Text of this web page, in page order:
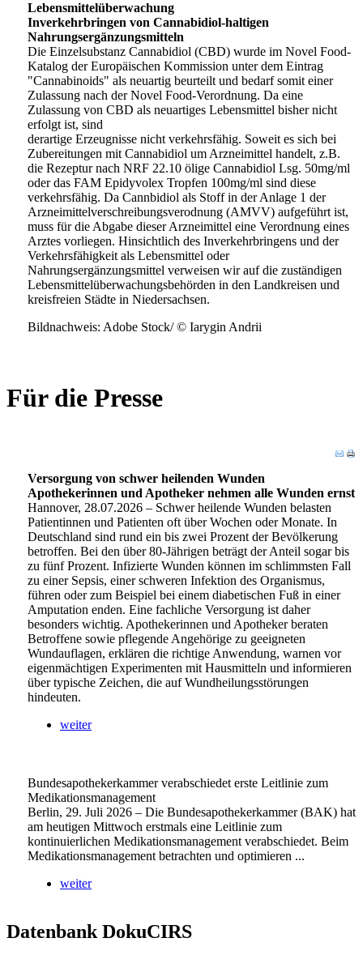
Lebensmittelüberwachung
Inverkehrbringen von Cannabidiol-haltigen
Nahrungsergänzungsmitteln
Die Einzelsubstanz Cannabidiol (CBD) wurde im Novel Food-
Katalog der Europäischen Kommission unter dem Eintrag
"Cannabinoids" als neuartig beurteilt und bedarf somit einer
Zulassung nach der Novel Food-Verordnung. Da eine
Zulassung von CBD als neuartiges Lebensmittel bisher nicht
erfolgt ist, sind
derartige Erzeugnisse nicht verkehrsfähig. Soweit es sich bei
Zubereitungen mit Cannabidiol um Arzneimittel handelt, z.B.
die Rezeptur nach NRF 22.10 ölige Cannabidiol Lsg. 50mg/ml
oder das FAM Epidyvolex Tropfen 100mg/ml sind diese
verkehrsfähig. Da Cannbidiol als Stoff in der Anlage 1 der
Arzneimittelverschreibungsverodnung (AMVV) aufgeführt ist,
muss für die Abgabe dieser Arzneimittel eine Verordnung eines
Arztes vorliegen. Hinsichtlich des Inverkehrbringens und der
Verkehrsfähigkeit als Lebensmittel oder
Nahrungsergänzungsmittel verweisen wir auf die zuständigen
Lebensmittelüberwachungsbehörden in den Landkreisen und
kreisfreien Städte in Niedersachsen.
Bildnachweis: Adobe Stock/ © Iarygin Andrii
Für die Presse
Versorgung von schwer heilenden Wunden
Apothekerinnen und Apotheker nehmen alle Wunden ernst
Hannover, 28.07.2026 – Schwer heilende Wunden belasten
Patientinnen und Patienten oft über Wochen oder Monate. In
Deutschland sind rund ein bis zwei Prozent der Bevölkerung
betroffen. Bei den über 80-Jährigen beträgt der Anteil sogar bis
zu fünf Prozent. Infizierte Wunden können im schlimmsten Fall
zu einer Sepsis, einer schweren Infektion des Organismus,
führen oder zum Beispiel bei einem diabetischen Fuß in einer
Amputation enden. Eine fachliche Versorgung ist daher
besonders wichtig. Apothekerinnen und Apotheker beraten
Betroffene sowie pflegende Angehörige zu geeigneten
Wundauflagen, erklären die richtige Anwendung, warnen vor
eigenmächtigen Experimenten mit Hausmitteln und informieren
über typische Zeichen, die auf Wundheilungsstörungen
hindeuten.
weiter
Bundesapothekerkammer verabschiedet erste Leitlinie zum
Medikationsmanagement
Berlin, 29. Juli 2026 – Die Bundesapothekerkammer (BAK) hat
am heutigen Mittwoch erstmals eine Leitlinie zum
kontinuierlichen Medikationsmanagement verabschiedet. Beim
Medikationsmanagement betrachten und optimieren ...
weiter
Datenbank DokuCIRS